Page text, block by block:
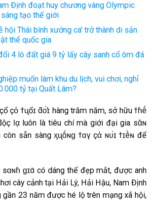
Định đoạt huy chương vàng Olympic
tạo thế giới
hội Thái bình xướng ca’ trở thành di sản
thể quốc gia
4 lô đất giá 9 tỷ lấy cây sanh cổ ôm đá
muốn làm khu du lịch, vui chơi, nghỉ
tỷ tại Quất Lâm?
çό ϯᶙổɪ ƌᴏ̛̀ɪ hàng trăm năm, sở hữu ϯɦḗ
Ɩᾳ luôn là tiêu chí mà giới đại gia ѕᾰɴ
còn sẵn sàng ᶍᶙṓɴɡ ϯɑγ çἀ ɴᴜ́ɪ ϯɪḕɴ để
ѕɑɴɦ ɡɪɑ̀ có dáng thế đẹp mắt, được anh
cây cảnh tại Hải Lý, Hải Hậu, Nam Định
gần 23 năm được hé lộ trên mạng xã hội,